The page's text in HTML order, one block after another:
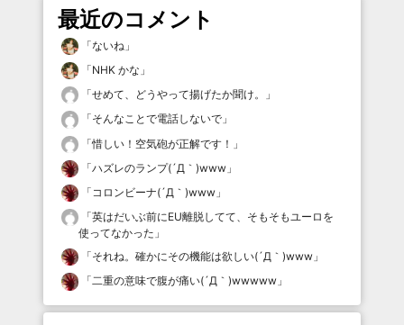
最近のコメント
「ないね 」
「NHK かな 」
「せめて、どうやって揚げたか聞け。
」
「そんなことで電話しないで 」
「惜しい！空気砲が正解です！ 」
「ハズレのランプ(´Д｀)www 」
「 コロンビーナ(´Д｀)www 」
「英はだいぶ前にEU離脱してて、そもそもユーロを
使ってなかった 」
「それね。確かにその機能は欲しい(´Д｀)www 」
「二重の意味で腹が痛い(´Д｀)wwwww 」